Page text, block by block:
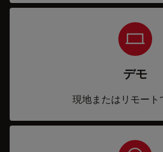
デモ
現地またはリモート